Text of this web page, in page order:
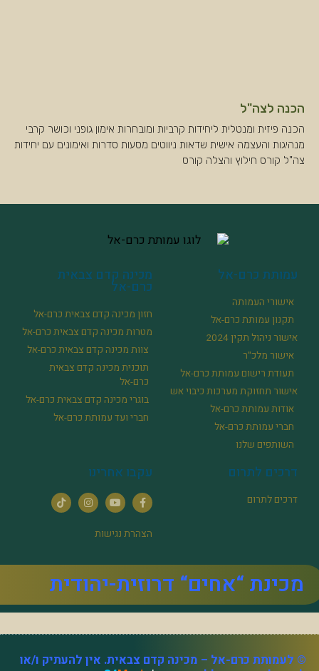
הכנה לצה"ל
הכנה פיזית ומנטלית ליחידות קרביות ומובחרות אימון גופני וכושר קרבי
מנהיגות והעצמה אישית שדאות ניווטים מסעות סדרות ואימונים עם יחידות
צה"ל קורס חילוץ והצלה קורס
עמותת כרם-אל
אישורי העמותה
תקנון עמותת כרם-אל
אישור ניהול תקין 2024
אישור מלכ"ר
תעודת רישום עמותת כרם-אל
אישור תחזוקת מערכות כיבוי אש
אודות עמותת כרם-אל
חברי עמותת כרם-אל
השותפים שלנו
מכינה קדם צבאית
כרם-אל
חזון מכינה קדם צבאית כרם-אל
מטרות מכינה קדם צבאית כרם-אל
צוות מכינה קדם צבאית כרם-אל
תוכנית מכינה קדם צבאית
כרם-אל
בוגרי מכינה קדם צבאית כרם-אל
חברי ועד עמותת כרם-אל
דרכים לתרום
דרכים לתרום
עקבו אחרינו
הצהרת נגישות
מכינת “אחים“ דרוזית-יהודית
© לעמותת כרם-אל – מכינה קדם צבאית. אין להעתיק ו/או